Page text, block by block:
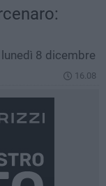
8 dicembre
16.08